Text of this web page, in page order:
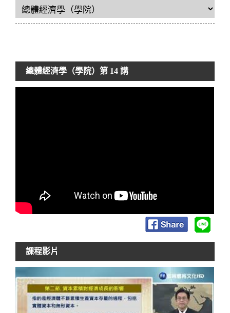
總體經濟學（學院）第 14 講
課程影片